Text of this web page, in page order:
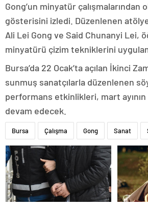
Gong’un minyatür çalışmalarından
gösterisini izledi. Düzenlenen atölye
Ali Lei Gong ve Said Chunanyi Lei,
minyatürü çizim tekniklerini
Bursa’da 22 Ocak’ta açılan İkinci
sunmuş sanatçılarla düzenlenen
performans etkinlikleri, mart
devam edecek.
Bursa Çalışma Gong Sanat